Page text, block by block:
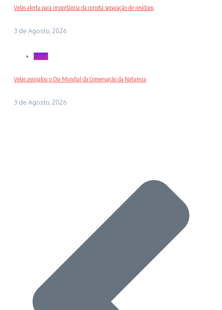
Velas alerta para importância da correta separação de resíduos
3 de Agosto, 2026
Local
Velas assinalou o Dia Mundial da Conservação da Natureza
3 de Agosto, 2026